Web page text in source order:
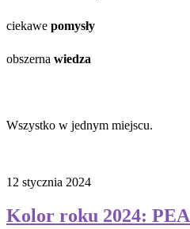
ciekawe pomysły
obszerna wiedza
Wszystko w jednym miejscu.
12 stycznia 2024
Kolor roku 2024: